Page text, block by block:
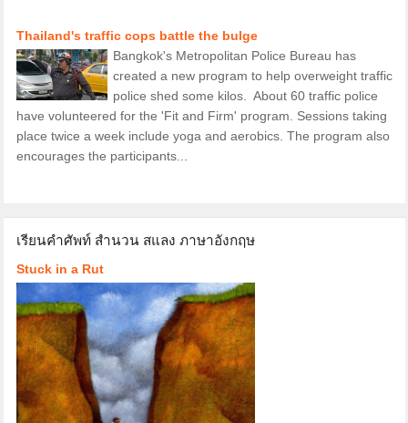
Thailand's traffic cops battle the bulge
Bangkok's Metropolitan Police Bureau has
created a new program to help overweight traffic
police shed some kilos. About 60 traffic police
have volunteered for the 'Fit and Firm' program. Sessions taking
place twice a week include yoga and aerobics. The program also
encourages the participants...
เรียนคำศัพท์ สำนวน สแลง ภาษาอังกฤษ
Stuck in a Rut